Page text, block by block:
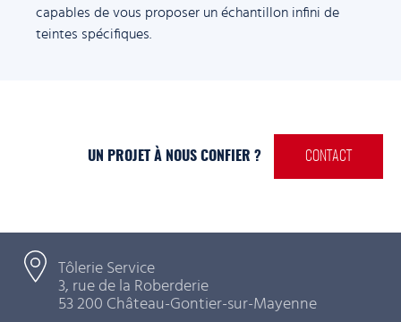
capables de vous proposer un échantillon infini de
teintes spécifiques.
UN PROJET À NOUS CONFIER ? CONTACT
Tôlerie Service
3, rue de la Roberderie
53 200 Château-Gontier-sur-Mayenne